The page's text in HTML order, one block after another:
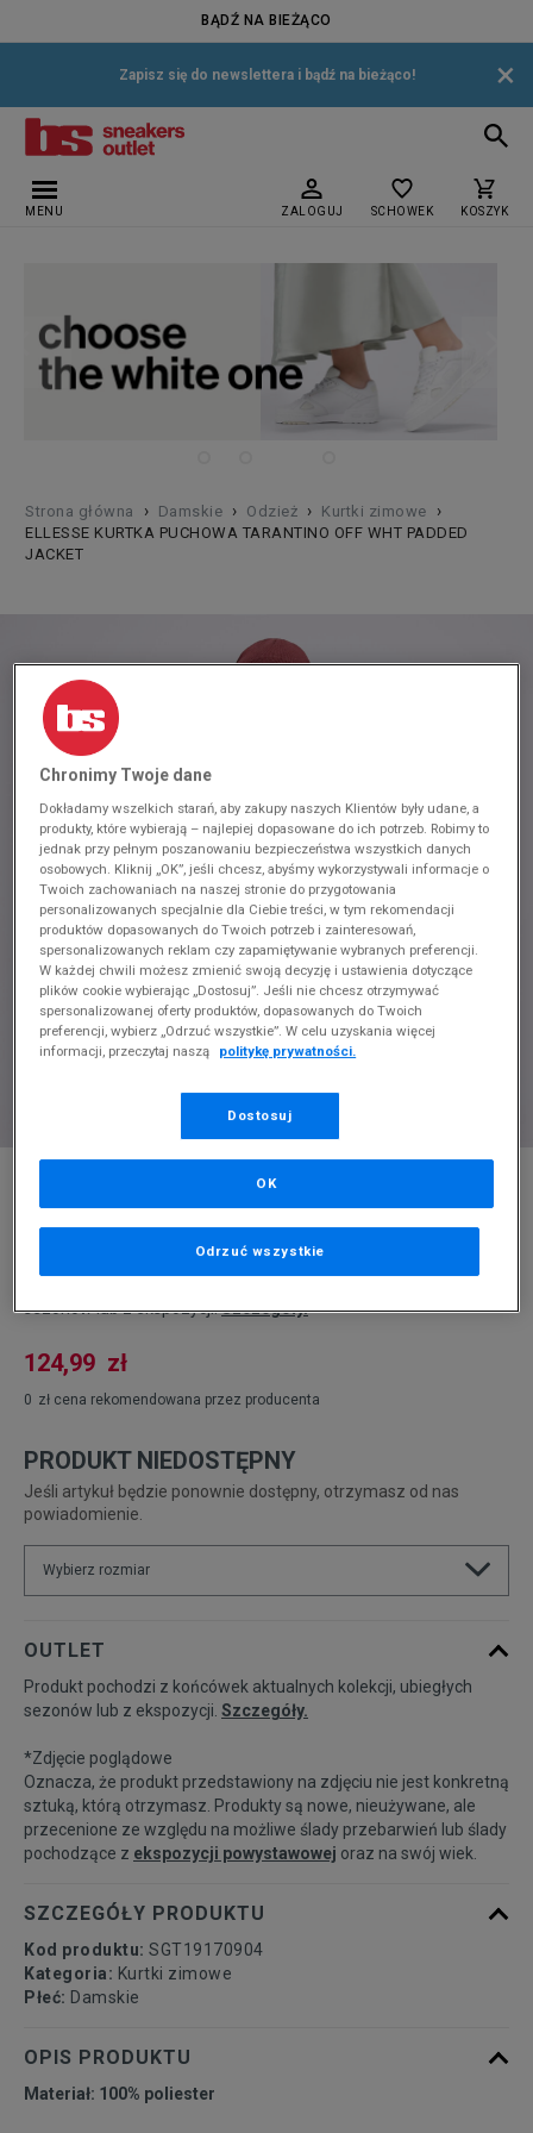
BĄDŹ NA BIEŻĄCO
Zapisz się do newslettera i bądź na bieżąco! ×
MENU ZALOGUJ SCHOWEK KOSZYK
Strona główna › Damskie › Odzież › Kurtki zimowe ›
ELLESSE KURTKA PUCHOWA TARANTINO OFF WHT PADDED
JACKET
* Zdjęcie poglądowe
ELLESSE KURTKA PUCHOWA TARANTINO
OFF WHT PADDED JACKET
sezonów lub z ekspozycji.Szczegóły.
0 zł cena rekomendowana przez producenta
124,99 zł
PRODUKT NIEDOSTĘPNY
Jeśli artykuł będzie ponownie dostępny, otrzymasz od nas
powiadomienie.
Wybierz rozmiar
34 Powiadom o dostępności
36
38 Powiadom o dostępności
42
OUTLET
Produkt pochodzi z końcówek aktualnych kolekcji, ubiegłych
sezonów lub z ekspozycji. Szczegóły.
*Zdjęcie poglądowe
Oznacza, że produkt przedstawiony na zdjęciu nie jest konkretną
sztuką, którą otrzymasz. Produkty są nowe, nieużywane, ale
przecenione ze względu na możliwe ślady przebarwień lub ślady
pochodzące z ekspozycji powystawowej oraz na swój wiek.
SZCZEGÓŁY PRODUKTU
Kod produktu: SGT19170904
Kategoria: Kurtki zimowe
Płeć: Damskie
OPIS PRODUKTU
Materiał: 100% poliester
Chronimy Twoje dane
Dokładamy wszelkich starań, aby zakupy naszych Klientów były udane, a
produkty, które wybierają – najlepiej dopasowane do ich potrzeb. Robimy to
jednak przy pełnym poszanowaniu bezpieczeństwa wszystkich danych
osobowych. Kliknij „OK”, jeśli chcesz, abyśmy wykorzystywali informacje o
Twoich zachowaniach na naszej stronie do przygotowania
personalizowanych specjalnie dla Ciebie treści, w tym rekomendacji
produktów dopasowanych do Twoich potrzeb i zainteresowań,
spersonalizowanych reklam czy zapamiętywanie wybranych preferencji.
W każdej chwili możesz zmienić swoją decyzję i ustawienia dotyczące
plików cookie wybierając „Dostosuj”. Jeśli nie chcesz otrzymywać
spersonalizowanej oferty produktów, dopasowanych do Twoich
preferencji, wybierz „Odrzuć wszystkie”. W celu uzyskania więcej
informacji, przeczytaj naszą
politykę prywatności.
Dostosuj
Odrzuć wszystkie
OK